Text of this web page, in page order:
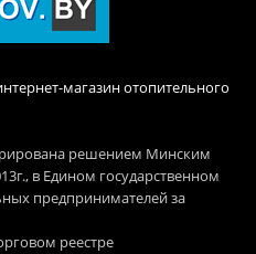
магазин отопительного
решением Минским
в Едином государственном
предпринимателей за
реестре